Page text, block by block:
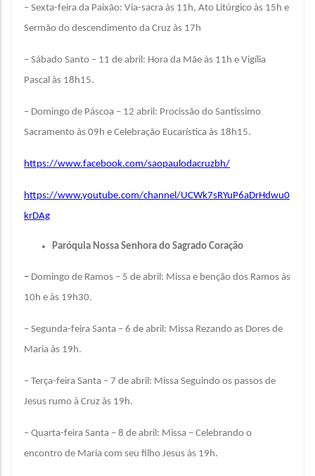
– Sexta-feira da Paixão: Via-sacra às 11h, Ato Litúrgico às 15h e
Sermão do descendimento da Cruz às 17h
– Sábado Santo – 11 de abril: Hora da Mãe às 11h e Vigília
Pascal às 18h15.
– Domingo de Páscoa – 12 abril: Procissão do Santíssimo
Sacramento às 09h e Celebração Eucarística às 18h15.
https://www.facebook.com/saopaulodacruzbh/
https://www.youtube.com/channel/UCWk7sRYuP6aDrHdwu0
krDAg
Paróquia Nossa Senhora do Sagrado Coração
– Domingo de Ramos – 5 de abril: Missa e benção dos Ramos às
10h e às 19h30.
– Segunda-feira Santa – 6 de abril: Missa Rezando as Dores de
Maria às 19h.
– Terça-feira Santa – 7 de abril: Missa Seguindo os passos de
Jesus rumo à Cruz às 19h.
– Quarta-feira Santa – 8 de abril: Missa – Celebrando o
encontro de Maria com seu filho Jesus às 19h.